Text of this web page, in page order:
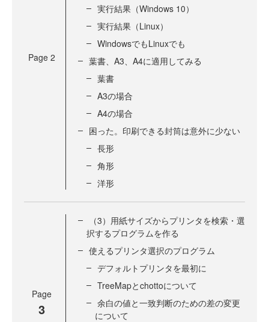
Page 2
実行結果（Windows 10）
実行結果（Linux）
WindowsでもLinuxでも
葉書、A3、A4に適用してみる
葉書
A3の場合
A4の場合
困った。印刷できる封筒は意外に少ない
長形
角形
洋形
Page
3
（3）用紙サイズからプリンタを検索・選
択するプログラムを作る
使えるプリンタ選択のプログラム
デフォルトプリンタを最初に
TreeMapとchottoについて
余白の値と一致判断のための差の変更
について